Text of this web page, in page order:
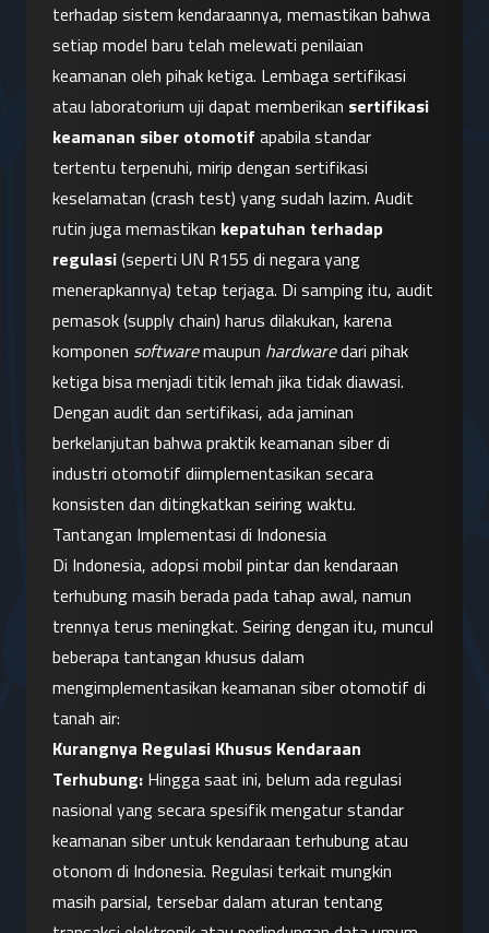
terhadap sistem kendaraannya, memastikan bahwa
setiap model baru telah melewati penilaian
keamanan oleh pihak ketiga. Lembaga sertifikasi
atau laboratorium uji dapat memberikan sertifikasi
keamanan siber otomotif apabila standar
tertentu terpenuhi, mirip dengan sertifikasi
keselamatan (crash test) yang sudah lazim. Audit
rutin juga memastikan kepatuhan terhadap
regulasi (seperti UN R155 di negara yang
menerapkannya) tetap terjaga. Di samping itu, audit
pemasok (supply chain) harus dilakukan, karena
komponen software maupun hardware dari pihak
ketiga bisa menjadi titik lemah jika tidak diawasi.
Dengan audit dan sertifikasi, ada jaminan
berkelanjutan bahwa praktik keamanan siber di
industri otomotif diimplementasikan secara
konsisten dan ditingkatkan seiring waktu.
Tantangan Implementasi di Indonesia
Di Indonesia, adopsi mobil pintar dan kendaraan
terhubung masih berada pada tahap awal, namun
trennya terus meningkat. Seiring dengan itu, muncul
beberapa tantangan khusus dalam
mengimplementasikan keamanan siber otomotif di
tanah air:
Kurangnya Regulasi Khusus Kendaraan
Terhubung: Hingga saat ini, belum ada regulasi
nasional yang secara spesifik mengatur standar
keamanan siber untuk kendaraan terhubung atau
otonom di Indonesia. Regulasi terkait mungkin
masih parsial, tersebar dalam aturan tentang